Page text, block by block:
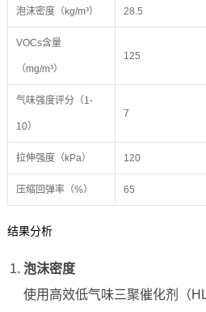
泡沫密度（kg/m³） 28.5
VOCs含量
（mg/m³）
125
气味强度评分（1-
10）
7
拉伸强度（kPa） 120
压缩回弹率（%） 65
结果分析
泡沫密度
使用高效低气味三聚催化剂（